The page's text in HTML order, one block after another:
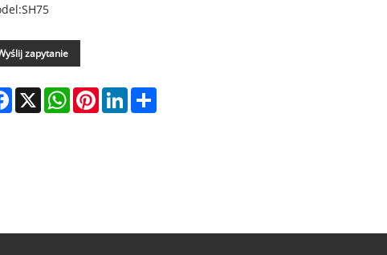
zapytanie
Facebook
X WhatsAppPinterestLinkedIn